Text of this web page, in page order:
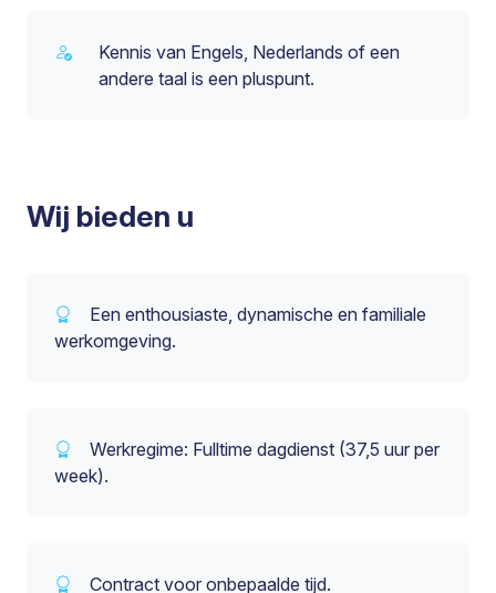
Kennis van Engels, Nederlands of een
andere taal is een pluspunt.
Wij bieden u
Een enthousiaste, dynamische en familiale
werkomgeving.
Werkregime: Fulltime dagdienst (37,5 uur per
week).
Contract voor onbepaalde tijd.